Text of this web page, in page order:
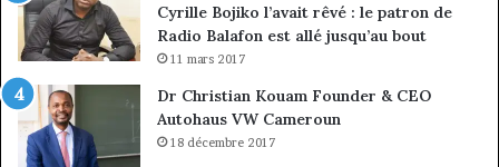
Cyrille Bojiko l’avait rêvé : le patron de
Radio Balafon est allé jusqu’au bout
11 mars 2017
Dr Christian Kouam Founder & CEO
Autohaus VW Cameroun
18 décembre 2017